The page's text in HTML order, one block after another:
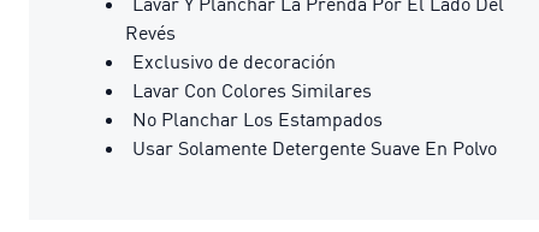
Revés
Exclusivo de decoración
Lavar Con Colores Similares
No Planchar Los Estampados
Usar Solamente Detergente Suave En Polvo